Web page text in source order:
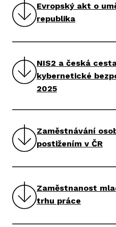
Evropský akt o
republika
NIS2 a česká
kybernetické
2025
Zaměstnávání
postižením v ČR
Zaměstnanost
trhu práce